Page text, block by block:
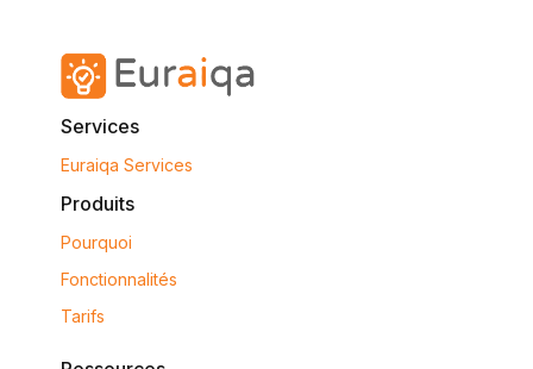
Services
Euraiqa Services
Produits
Pourquoi
Fonctionnalités
Tarifs